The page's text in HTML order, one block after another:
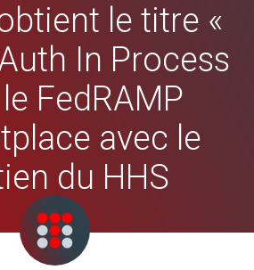
le titre «
In Process
FedRAMP
avec le
du HHS